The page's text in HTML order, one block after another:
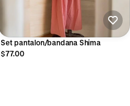
Set pantalon/bandana Shima
$77.00